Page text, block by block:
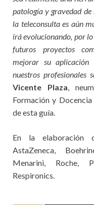
patología y gravedad
la teleconsulta es aún
irá evolucionando, por
futuros proyectos
mejorar su
nuestros profesionales
Vicente Plaza ,
Formación y
de esta guía.
En la elaboración
AstaZeneca,
Menarini, Roche,
Respironics.